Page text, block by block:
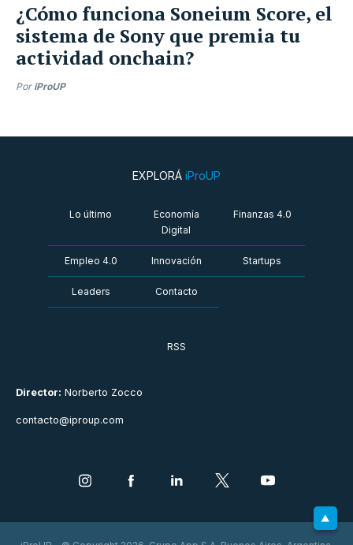
¿Cómo funciona Soneium Score, el
sistema de Sony que premia tu
actividad onchain?
Por iProUP
Director: Norberto Zocco
contacto@iproup.com
EXPLORÁ iProUP
Lo último
Economía
Digital
Finanzas 4.0
Empleo 4.0 Innovación Startups
Leaders Contacto
RSS